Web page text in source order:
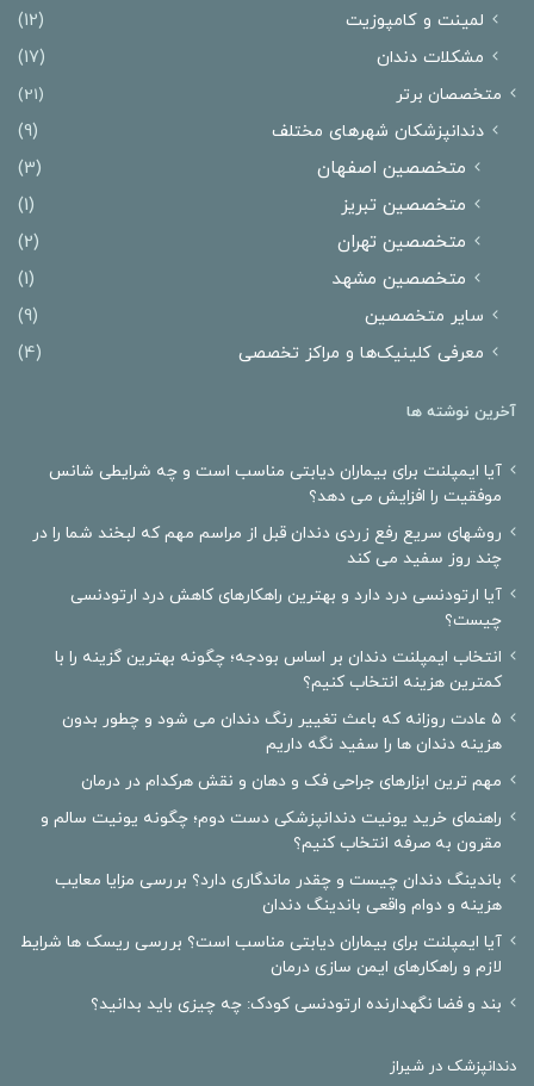
لمینت و کامپوزیت
(12)
مشکلات دندان
(17)
متخصصان برتر (21)
دندانپزشکان شهرهای مختلف
(9)
متخصصین اصفهان
(3)
متخصصین تبریز
(1)
متخصصین تهران
(2)
متخصصین مشهد
(1)
سایر متخصصین
(9)
معرفی کلینیک‌ها و مراکز تخصصی
(4)
آخرین نوشته ها
آیا ایمپلنت برای بیماران دیابتی مناسب است و چه شرایطی شانس
موفقیت را افزایش می دهد؟
روشهای سریع رفع زردی دندان قبل از مراسم مهم که لبخند شما را در
چند روز سفید می کند
آیا ارتودنسی درد دارد و بهترین راهکارهای کاهش درد ارتودنسی
چیست؟
انتخاب ایمپلنت دندان بر اساس بودجه؛ چگونه بهترین گزینه را با
کمترین هزینه انتخاب کنیم؟
۵ عادت روزانه که باعث تغییر رنگ دندان می شود و چطور بدون
هزینه دندان ها را سفید نگه داریم
مهم ترین ابزارهای جراحی فک و دهان و نقش هرکدام در درمان
راهنمای خرید یونیت دندانپزشکی دست دوم؛ چگونه یونیت سالم و
مقرون به صرفه انتخاب کنیم؟
باندینگ دندان چیست و چقدر ماندگاری دارد؟ بررسی مزایا معایب
هزینه و دوام واقعی باندینگ دندان
آیا ایمپلنت برای بیماران دیابتی مناسب است؟ بررسی ریسک ها شرایط
لازم و راهکارهای ایمن سازی درمان
بند و فضا نگهدارنده ارتودنسی کودک: چه چیزی باید بدانید؟
دندانپزشک در شیراز